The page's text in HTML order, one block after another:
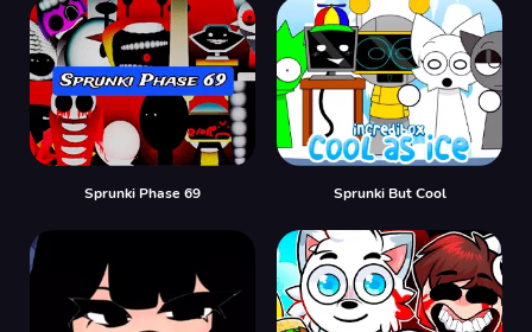
Sprunki Phase 69 Sprunki But Cool